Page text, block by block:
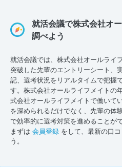
就活会議で株式会社オ
調べよう
就活会議では、株式会社オールライ
突破した先輩のエントリーシート、
記、選考状況をリアルタイムで把握
す。株式会社オールライフメイトの
式会社オールライフメイトで働いて
を深められるだけでなく、先輩の体
で効率的に選考対策を進めることがで
まずは 会員登録 をして、最新の口
う。